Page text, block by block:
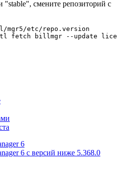
"stable", смените репозиторий с
etc/repo.version
fetch billmgr --update
6
6 с версий ниже 5.368.0